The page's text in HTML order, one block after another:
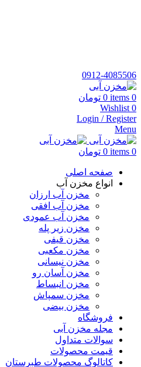
0912-4085506
0
items
0 تومان
0
Wishlist
Login / Register
Menu
0
items
0 تومان
صفحه اصلی
انواع مخزن آب
مخزن آب ارزان
مخزن آب افقی
مخزن آب عمودی
مخزن زیر پله
مخزن قیفی
مخزن مکعبی
مخزن نیسانی
مخزن آسان رو
مخزن انبساط
مخزن سمپاش
مخزن بیضی
فروشگاه
مجله مخزن آبی
سوالات متداول
قیمت محصولات
کاتالوگ محصولات طبرستان